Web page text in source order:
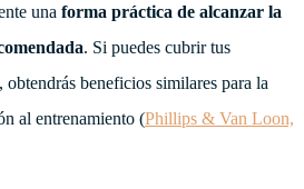
una forma práctica de alcanzar la
. Si puedes cubrir tus
obtendrás beneficios similares para la
al entrenamiento (Phillips & Van Loon,